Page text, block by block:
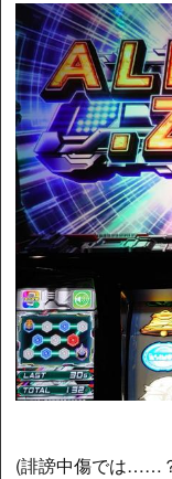
(誹謗中傷では……